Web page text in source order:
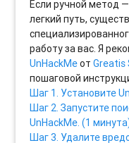
Если ручной метод
легкий путь,
работу за вас. Я
UnHackMeот
пошаговой
Шаг 1. Установите
Шаг 2. Запустите
UnHackMe. (1
Шаг 3. Удалите